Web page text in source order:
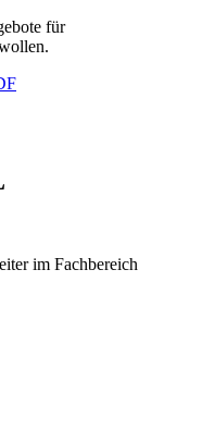
für
im Fachbereich